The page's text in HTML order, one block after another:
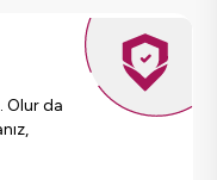
Olur da